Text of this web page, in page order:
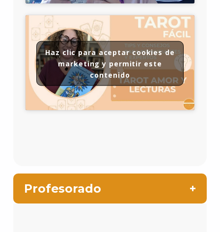
Haz clic para aceptar cookies de
marketing y permitir este
contenido
Profesorado